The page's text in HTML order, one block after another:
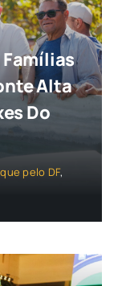
Alta
Do
pelo DF,